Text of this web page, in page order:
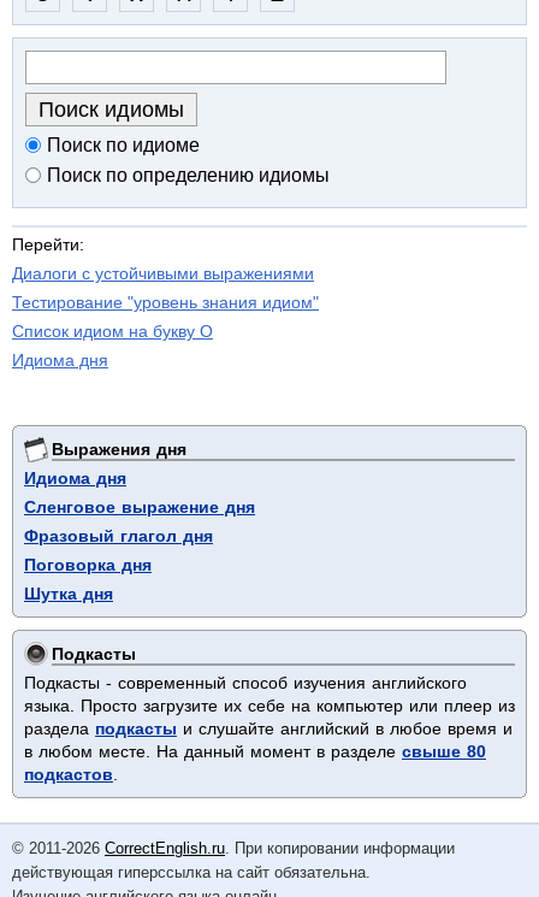
Поиск по идиоме
Поиск по определению идиомы
Перейти:
Диалоги с устойчивыми выражениями
Тестирование "уровень знания идиом"
Список идиом на букву O
Идиома дня
Выражения дня
Идиома дня
Сленговое выражение дня
Фразовый глагол дня
Поговорка дня
Шутка дня
Подкасты
Подкасты - современный способ изучения английского
языка. Просто загрузите их себе на компьютер или плеер из
раздела подкасты и слушайте английский в любое время и
в любом месте. На данный момент в разделе свыше 80
подкастов.
© 2011-2026 CorrectEnglish.ru. При копировании информации
действующая гиперссылка на сайт обязательна.